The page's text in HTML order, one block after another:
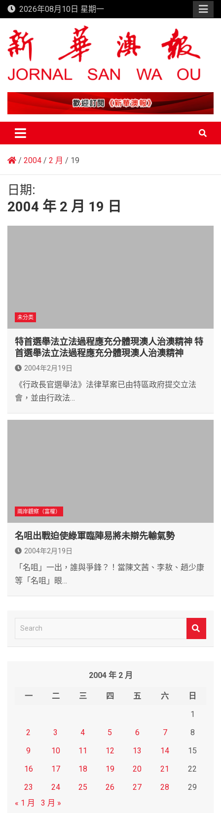
Skip
to
content
2026年08月10日 星期一
新華澳報
2004 2 月 19
日期:
2004 年 2 月 19 日
未分类
特首選舉法立法過程應充分體現澳人治澳精神 特
首選舉法立法過程應充分體現澳人治澳精神
2004年2月19日
《行政長官選舉法》法律草案已由特區政府提交立法
會，並由行政法…
兩岸觀察（富權）
名咀出戰迫使綠軍臨陣易將未辯先輸氣勢
2004年2月19日
「名咀」一出，誰與爭鋒？！當陳文茜、李敖、趙少康
等「名咀」眼…
e
2004 年 2 月
一 二 三 四 五 六
日
1
2
3 4 5 6 7
8
9
10 11 12 13 14
15
16
17 18 19 20 21
22
23
24 25 26 27 28
29
« 1 月
3 月 »